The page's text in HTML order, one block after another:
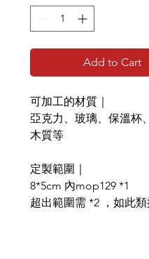
Add to Cart
可加工的材質｜
亞克力、玻璃、保溫杯
木質等
定製範圍｜
8*5cm 內mop129 *1
超出範圍需 *2 ，如此類